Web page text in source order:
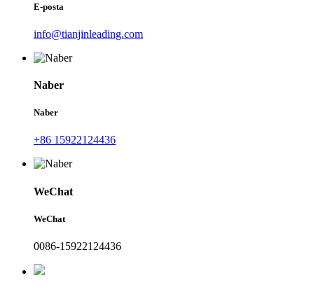
E-posta
info@tianjinleading.com
Naber
Naber
+86 15922124436
WeChat
WeChat
0086-15922124436